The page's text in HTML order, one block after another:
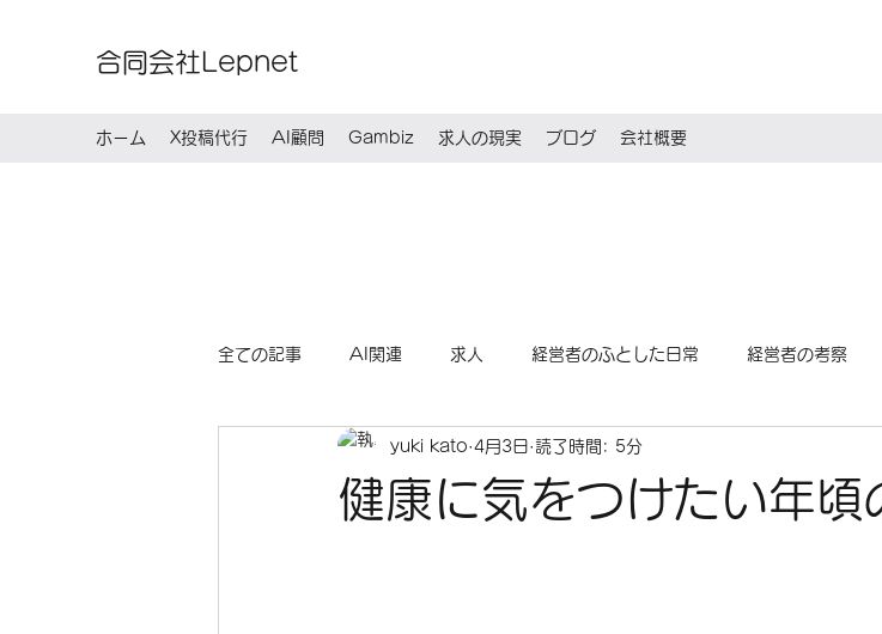
合同会社Lepnet
ホーム X投稿代行 AI顧問 Gambiz 求人の現実 ブログ 会社概要
全ての記事 AI関連 求人 経営者のふとした日常 経営者の考察
健康に気をつけたい年頃
yuki kato 4月3日 読了時間: 5分